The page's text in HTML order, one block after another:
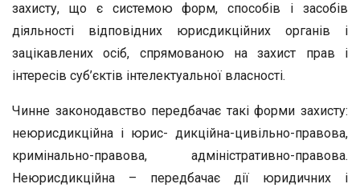
захисту, що є системою форм, способів і засобів
діяльності відповідних юрисдикційних органів і
зацікавлених осіб, спрямованою на захист прав і
інтересів суб’єктів інтелектуальної власності.
Чинне законодавство передбачає такі форми захисту:
неюрисдикційна і юрис- дикційна-цивільно-правова,
кримінально-правова, адміністративно-правова.
Неюрисдикційна – передбачає дії юридичних і